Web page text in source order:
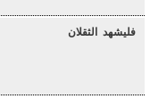
فليشهد الثقلان